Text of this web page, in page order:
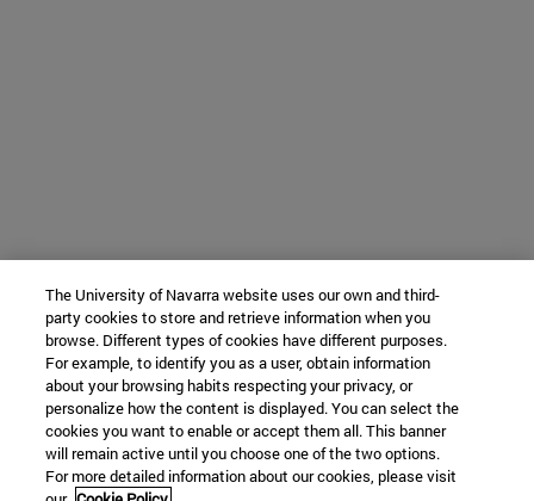
The University of Navarra website uses our own and third-
party cookies to store and retrieve information when you
browse. Different types of cookies have different purposes.
For example, to identify you as a user, obtain information
about your browsing habits respecting your privacy, or
personalize how the content is displayed. You can select the
cookies you want to enable or accept them all. This banner
will remain active until you choose one of the two options.
For more detailed information about our cookies, please visit